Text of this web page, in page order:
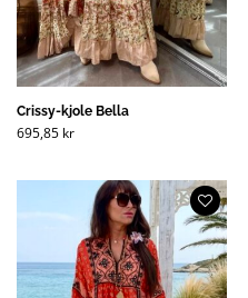
Crissy-kjole Bella
695,85 kr